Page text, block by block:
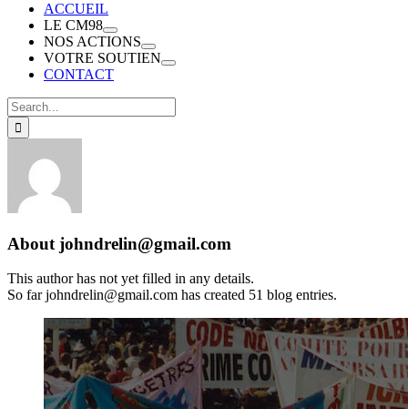
ACCUEIL
LE CM98
NOS ACTIONS
VOTRE SOUTIEN
CONTACT
Search
for:
About johndrelin@gmail.com
This author has not yet filled in any details.
So far johndrelin@gmail.com has created 51 blog entries.